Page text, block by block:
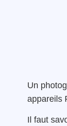
Un
appareils
Il faut